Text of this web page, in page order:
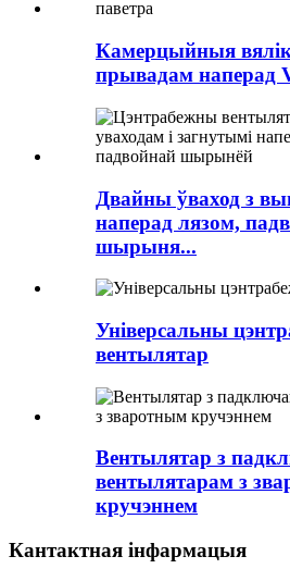
Камерцыйныя
прывадам наперад
Двайны ўваход з
наперад лязом,
шырыня...
Універсальны
вентылятар
Вентылятар з
вентылятарам з
кручэннем
Кантактная інфармацыя